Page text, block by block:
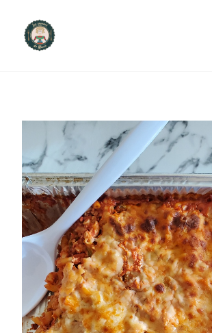
PRODUITS ET SERVICES
NOUS CONTACTER
RECETTES
FAQ
SEARCH